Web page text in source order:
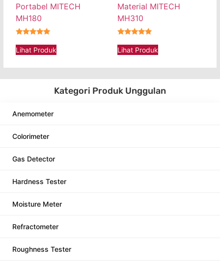
Portabel MITECH
MH180
Lihat Produk
Material MITECH
MH310
Lihat Produk
Kategori Produk Unggulan
Anemometer
Colorimeter
Gas Detector
Hardness Tester
Moisture Meter
Refractometer
Roughness Tester